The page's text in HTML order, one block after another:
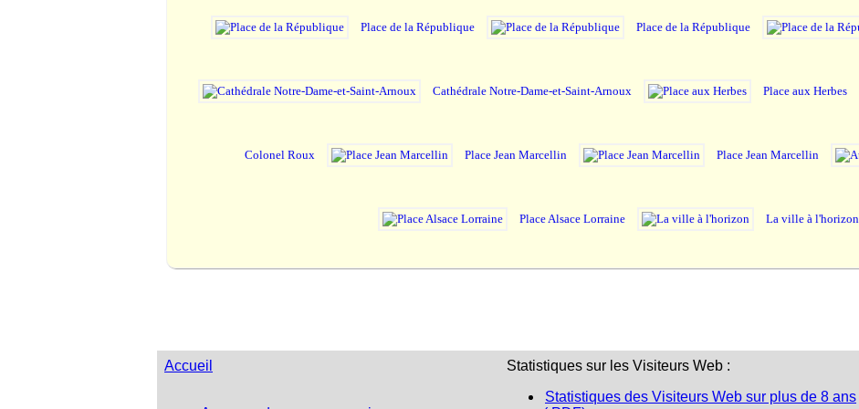
Place de la République Place de la République
Cathédrale Notre-Dame-et-Saint-Arnoux Place aux Herbes
Colonel Roux Place Jean Marcellin Place Jean Marcellin
Place Alsace Lorraine La ville à l'horizon
Accueil
Statistiques sur les Visiteurs Web :
Statistiques des Visiteurs Web sur plus de 8 ans